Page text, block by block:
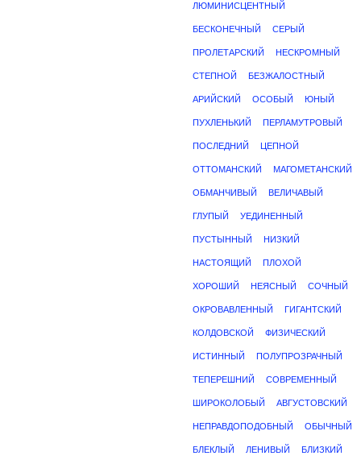
ЛЮМИНИСЦЕНТНЫЙ
БЕСКОНЕЧНЫЙ СЕРЫЙ
ПРОЛЕТАРСКИЙ НЕСКРОМНЫЙ
СТЕПНОЙ БЕЗЖАЛОСТНЫЙ
АРИЙСКИЙ ОСОБЫЙ ЮНЫЙ
ПУХЛЕНЬКИЙ ПЕРЛАМУТРОВЫЙ
ПОСЛЕДНИЙ ЦЕПНОЙ
ОТТОМАНСКИЙ МАГОМЕТАНСКИЙ
ОБМАНЧИВЫЙ ВЕЛИЧАВЫЙ
ГЛУПЫЙ УЕДИНЕННЫЙ
ПУСТЫННЫЙ НИЗКИЙ
НАСТОЯЩИЙ ПЛОХОЙ
ХОРОШИЙ НЕЯСНЫЙ СОЧНЫЙ
ОКРОВАВЛЕННЫЙ ГИГАНТСКИЙ
КОЛДОВСКОЙ ФИЗИЧЕСКИЙ
ИСТИННЫЙ ПОЛУПРОЗРАЧНЫЙ
ТЕПЕРЕШНИЙ СОВРЕМЕННЫЙ
ШИРОКОЛОБЫЙ АВГУСТОВСКИЙ
НЕПРАВДОПОДОБНЫЙ ОБЫЧНЫЙ
БЛЕКЛЫЙ ЛЕНИВЫЙ БЛИЗКИЙ